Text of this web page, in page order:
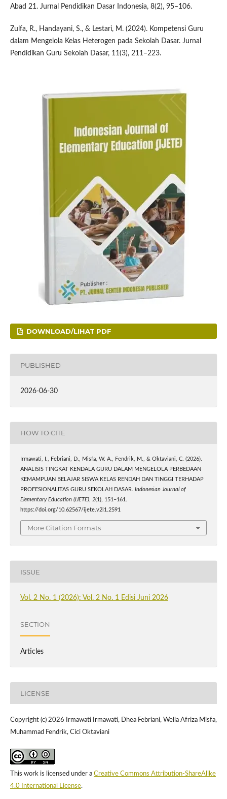
Abad 21. Jurnal Pendidikan Dasar Indonesia, 8(2), 95–106.
Zulfa, R., Handayani, S., & Lestari, M. (2024). Kompetensi Guru
dalam Mengelola Kelas Heterogen pada Sekolah Dasar. Jurnal
Pendidikan Guru Sekolah Dasar, 11(3), 211–223.
DOWNLOAD/LIHAT PDF
PUBLISHED
2026-06-30
HOW TO CITE
Irmawati, I., Febriani, D., Misfa, W. A., Fendrik, M., & Oktaviani, C. (2026).
ANALISIS TINGKAT KENDALA GURU DALAM MENGELOLA PERBEDAAN
KEMAMPUAN BELAJAR SISWA KELAS RENDAH DAN TINGGI TERHADAP
PROFESIONALITAS GURU SEKOLAH DASAR. Indonesian Journal of
Elementary Education (IJETE), 2(1), 151–161.
https://doi.org/10.62567/ijete.v2i1.2591
More Citation Formats
ISSUE
Vol. 2 No. 1 (2026): Vol. 2 No. 1 Edisi Juni 2026
SECTION
Articles
LICENSE
Copyright (c) 2026 Irmawati Irmawati, Dhea Febriani, Wella Afriza Misfa,
Muhammad Fendrik, Cici Oktaviani
This work is licensed under a Creative Commons Attribution-ShareAlike
4.0 International License.